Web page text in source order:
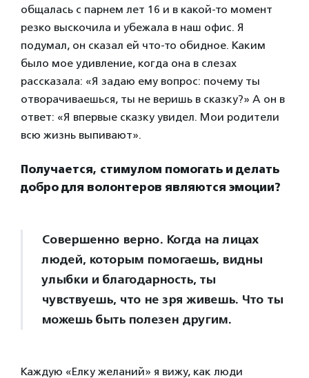
общалась с парнем лет 16 и в какой-то момент
резко выскочила и убежала в наш офис. Я
подумал, он сказал ей что-то обидное. Каким
было мое удивление, когда она в слезах
рассказала: «Я задаю ему вопрос: почему ты
отворачиваешься, ты не веришь в сказку?» А он в
ответ: «Я впервые сказку увидел. Мои родители
всю жизнь выпивают».
Получается, стимулом помогать и делать
добро для волонтеров являются эмоции?
Совершенно верно. Когда на лицах
людей, которым помогаешь, видны
улыбки и благодарность, ты
чувствуешь, что не зря живешь. Что ты
можешь быть полезен другим.
Каждую «Елку желаний» я вижу, как люди